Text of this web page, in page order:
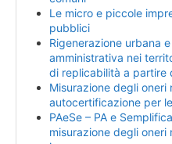
Le micro e piccole
pubblici
Rigenerazione urbana
amministrativa nei
di replicabilità a partire
Misurazione degli oneri
autocertificazione per
PAeSe – PA e
misurazione degli